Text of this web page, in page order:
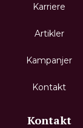
Karriere
Artikler
Kampanjer
Kontakt
Kontakt